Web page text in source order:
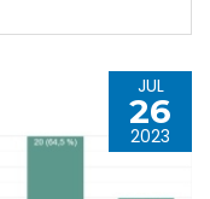
JUL
26
2023